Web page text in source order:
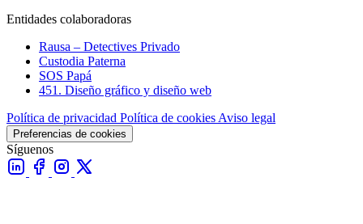
Entidades colaboradoras
Rausa – Detectives Privado
Custodia Paterna
SOS Papá
451. Diseño gráfico y diseño web
Política de privacidad Política de cookies Aviso legal
Preferencias de cookies
Síguenos